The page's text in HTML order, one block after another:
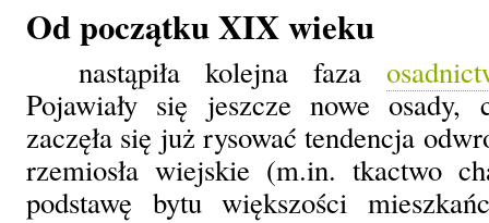
Od początku XIX wieku
nastąpiła kolejna faza
Pojawiały się jeszcze nowe osady,
zaczęła się już rysować tendencja
rzemiosła wiejskie (m.in. tkactwo
podstawę bytu większości